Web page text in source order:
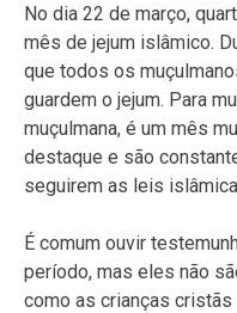
No dia 22 de março,
mês de jejum islâmico.
que todos os
guardem o jejum. Para
muçulmana, é um mês
destaque e são
seguirem as leis
É comum ouvir
período, mas eles não
como as crianças cristãs